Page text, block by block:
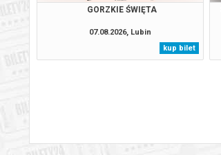
GORZKIE ŚWIĘTA
07.08.2026, Lubin
kup bilet